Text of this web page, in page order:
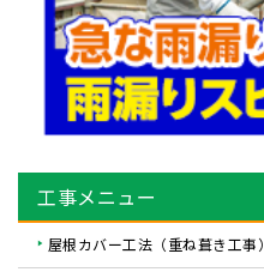
工事メニュー
屋根カバー工法（重ね葺き工事）